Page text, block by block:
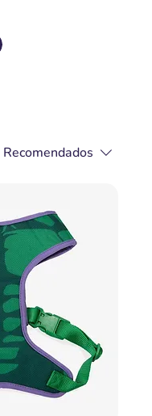
Recomendados